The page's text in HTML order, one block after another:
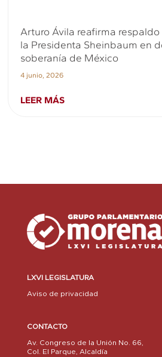
Arturo Ávila reafirma
la Presidenta Sheinbaum en
soberanía de México
4 junio, 2026
LEER MÁS
LXVI LEGISLATURA
Aviso de privacidad
CONTACTO
Av. Congreso de la Unión No. 66,
Col. El Parque, Alcaldía